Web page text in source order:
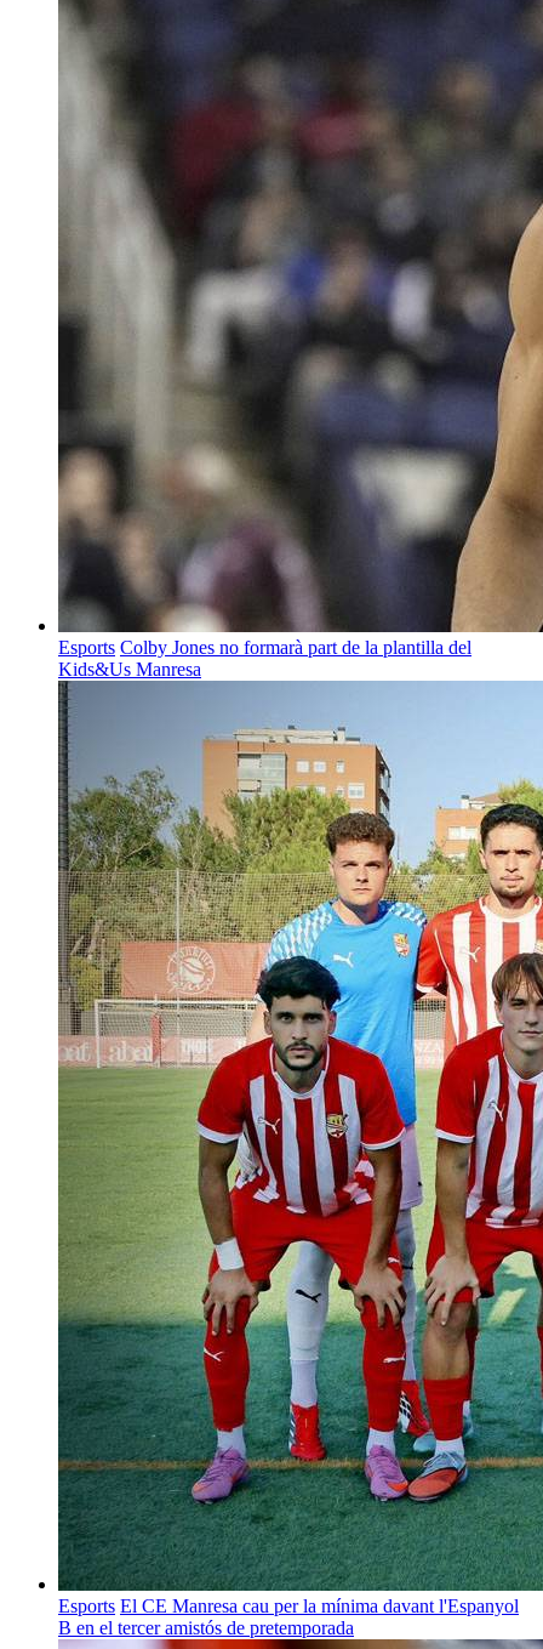
Esports Colby Jones no formarà part de la plantilla del
Kids&Us Manresa
Esports El CE Manresa cau per la mínima davant l'Espanyol
B en el tercer amistós de pretemporada